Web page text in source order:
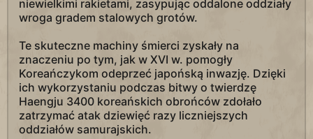
niewielkimi rakietami, zasypując oddalone oddziały
wroga gradem stalowych grotów.
Te skuteczne machiny śmierci zyskały na
znaczeniu po tym, jak w XVI w. pomogły
Koreańczykom odeprzeć japońską inwazję. Dzięki
ich wykorzystaniu podczas bitwy o twierdzę
Haengju 3400 koreańskich obrońców zdołało
zatrzymać atak dziewięć razy liczniejszych
oddziałów samurajskich.